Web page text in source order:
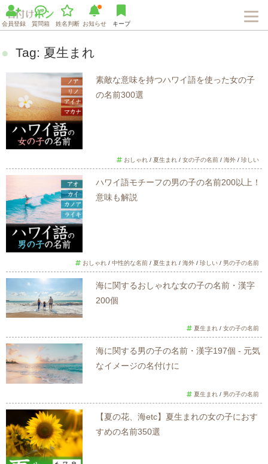
会員登録 質問箱 姓名判断 お知らせ キープ
Tag: 夏生まれ
素敵な意味を持つハワイ語を使った女の子
の名前300選
おしゃれ / 夏生まれ / 女の子の名前 / 海外 / 珍しい
ハワイ語モチーフの男の子の名前200以上！
意味も解説
おしゃれ / 中性的な名前 / 夏生まれ / 海外 / 珍しい / 男の子の名前
海に関するおしゃれな女の子の名前・漢字
200個
夏生まれ / 女の子の名前
海に関する男の子の名前・漢字197個 - 元気
なイメージの名付けに
夏生まれ / 男の子の名前
【夏の花、海etc】夏生まれの女の子におす
すめの名前350選